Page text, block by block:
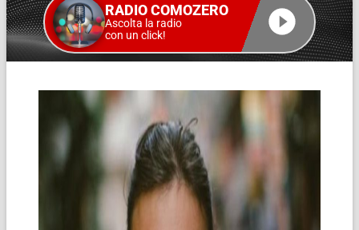
RADIO COMOZERO
Ascolta la radio
con un click!